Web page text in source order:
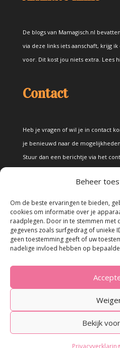
Beheer
Om de beste ervaringen te bieden,
cookies om informatie over je
raadplegen. Door in te stemmen met
gegevens zoals surfgedrag of unieke
geen toestemming geeft of uw
nadelige invloed hebben op
Bekijk
De blogs van Mamagisch.nl
via deze links iets aanschaft, krijg
voor. Dit kost jou niets extra. Lees
Contact
Heb je vragen of wil je in contact
je benieuwd naar de
Stuur dan een berichtje via het
Alle teksten en foto's op deze site
Teksten en foto's van Mamagisch
zonder toestemming worden
wordt gemaakt van teksten en
uitdrukkelijk worden vermeld.
© 2023 -